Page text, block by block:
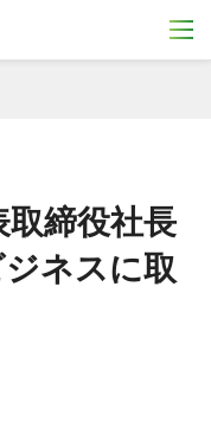
締役社長
ネスに取